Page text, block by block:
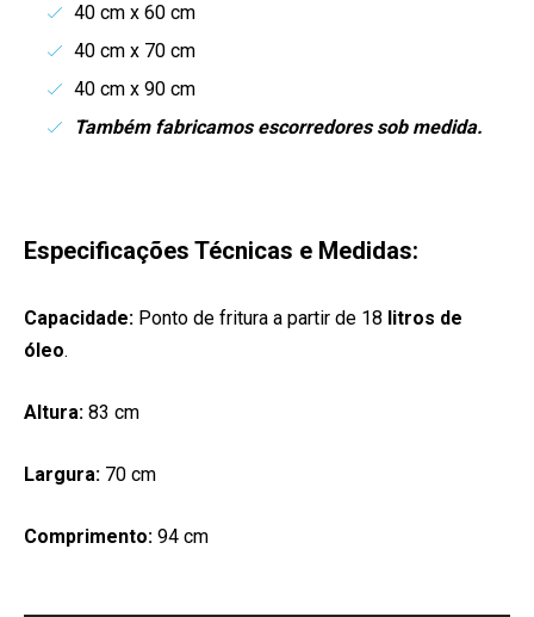
40 cm x 60 cm
40 cm x 70 cm
40 cm x 90 cm
Também fabricamos escorredores sob medida.
Especificações Técnicas e Medidas:
Capacidade: Ponto de fritura a partir de 18 litros de
óleo.
Altura: 83 cm
Largura: 70 cm
Comprimento: 94 cm